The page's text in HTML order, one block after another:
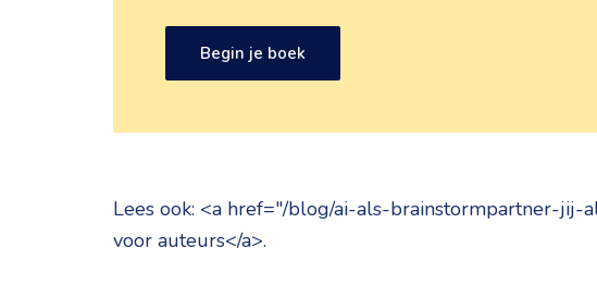
Begin je boek
Lees ook: <a href="/blog/ai-als-brainstormpartner-
voor auteurs</a>.